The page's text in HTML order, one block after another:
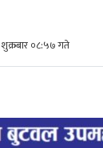
०८:५७ गते